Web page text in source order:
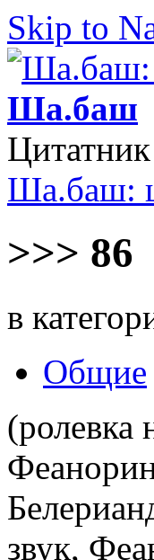
Skip to
Ша.баш
Ша.баш:
>>> 86
в
Общие
(ролевка
звук,